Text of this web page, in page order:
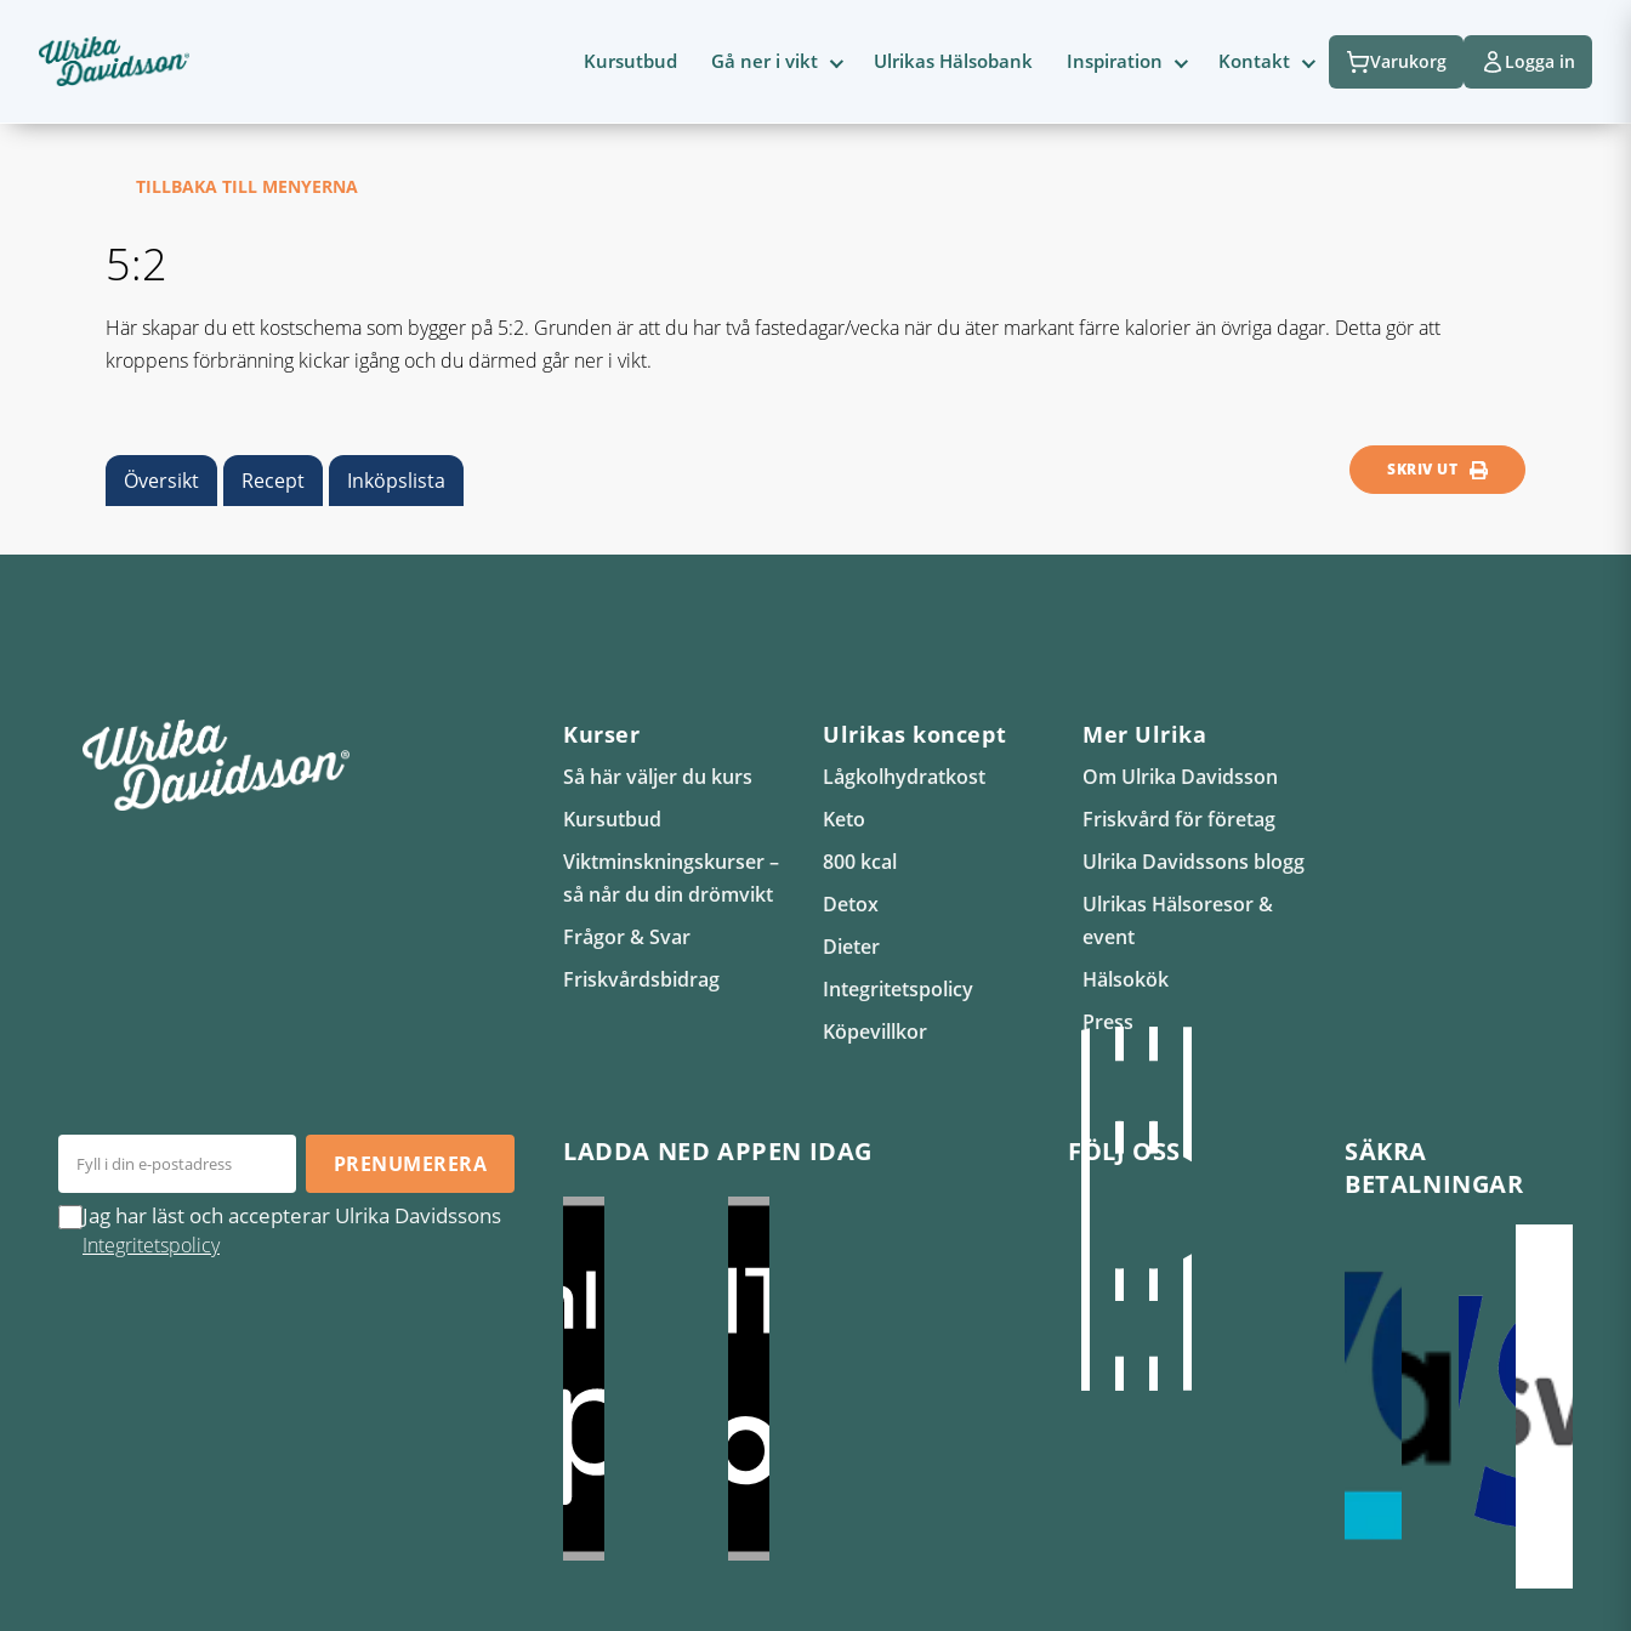
Kursutbud Gå ner i vikt Ulrikas Hälsobank Inspiration Kontakt Varukorg Logga in
TILLBAKA TILL MENYERNA
5:2
Här skapar du ett kostschema som bygger på 5:2. Grunden är att du har två fastedagar/vecka när du äter markant färre kalorier än övriga dagar. Detta gör att
kroppens förbränning kickar igång och du därmed går ner i vikt.
Översikt Recept Inköpslista SKRIV UT
Kurser
Så här väljer du kurs
Kursutbud
Viktminskningskurser –
så når du din drömvikt
Frågor & Svar
Friskvårdsbidrag
Ulrikas koncept
Lågkolhydratkost
Keto
800 kcal
Detox
Dieter
Integritetspolicy
Köpevillkor
Mer Ulrika
Om Ulrika Davidsson
Friskvård för företag
Ulrika Davidssons blogg
Ulrikas Hälsoresor &
event
Hälsokök
Press
PRENUMERERA
Jag har läst och accepterar Ulrika Davidssons
Integritetspolicy
LADDA NED APPEN IDAG FÖLJ OSS
SÄKRA
BETALNINGAR